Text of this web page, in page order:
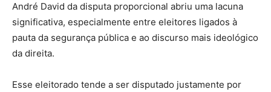
André David da disputa proporcional abriu uma lacuna
significativa, especialmente entre eleitores ligados à
pauta da segurança pública e ao discurso mais ideológico
da direita.
Esse eleitorado tende a ser disputado justamente por